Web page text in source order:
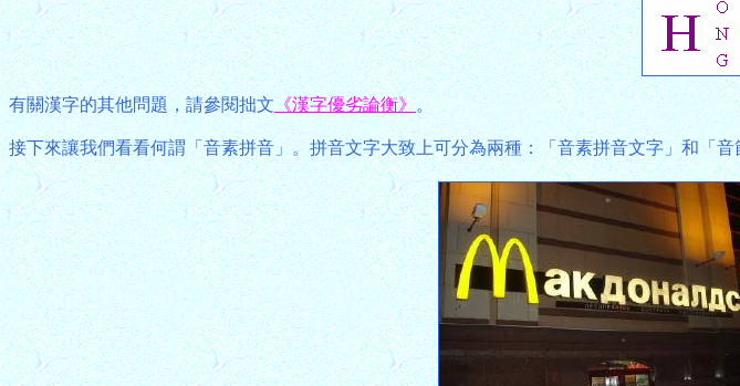
有關漢字的其他問題，請參閱拙文《漢字優劣論衡》。
接下來讓我們看看何謂「音素拼音」。拼音文字大致上可分為兩種：「音素拼音文字」和「